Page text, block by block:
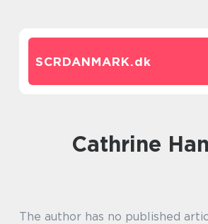
SCRDANMARK.dk
Cathrine
The author has no published